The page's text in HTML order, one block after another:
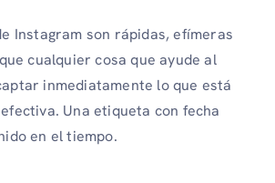
Instagram son rápidas, efímeras
cualquier cosa que ayude al
inmediatamente lo que está
Una etiqueta con fecha
en el tiempo.